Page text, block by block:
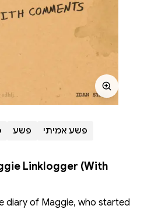
פשע אמיתי פשע
Linklogger (With
diary of Maggie, who started